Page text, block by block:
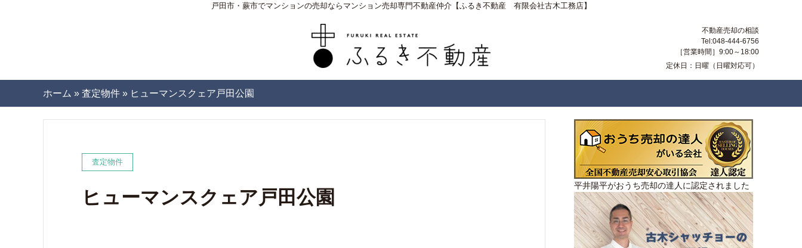
戸田市・蕨市でマンションの売却ならマンション売却専門不動産仲介【ふるき不動産 有限会社古木工務店】
不動産売却の相談
Tel:048-444-6756
［営業時間］9:00～18:00
定休日：日曜（日曜対応可）
ホーム » 査定物件 » ヒューマンスクェア戸田公園
査定物件
ヒューマンスクェア戸田公園
平井陽平がおうち売却の達人に認定されました